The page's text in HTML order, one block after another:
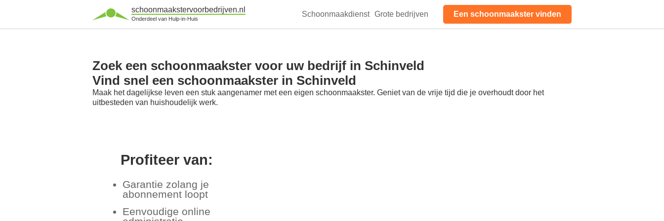
schoonmaakstervoorbedrijven.nl
Onderdeel van Hulp-in-Huis
Schoonmaakdienst Grote bedrijven Een schoonmaakster vinden
Zoek een schoonmaakster voor uw bedrijf in Schinveld
Vind snel een schoonmaakster in Schinveld
Maak het dagelijkse leven een stuk aangenamer met een eigen schoonmaakster. Geniet van de vrije tijd die je overhoudt door het
uitbesteden van huishoudelijk werk.
Profiteer van:
Garantie zolang je
abonnement loopt
Eenvoudige online